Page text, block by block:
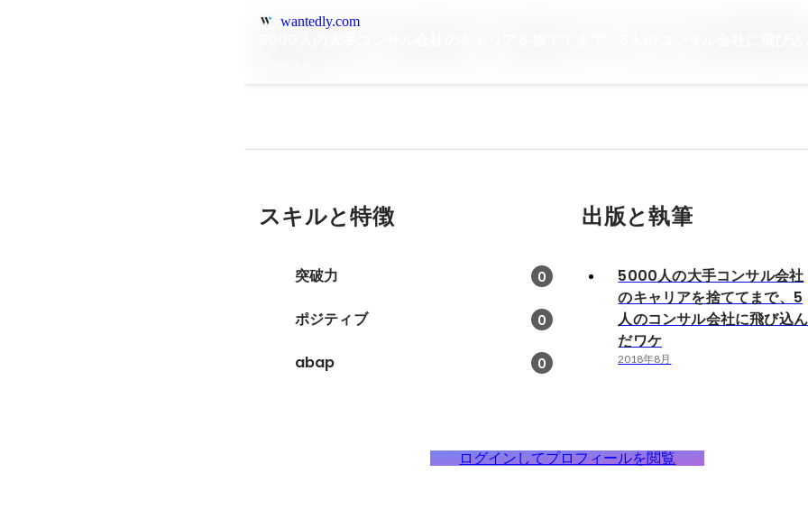
wantedly.com
スキルと特徴
突破力 0
ポジティブ 0
abap 0
出版と執筆
5000人の大手コンサル会社
のキャリアを捨ててまで、5
人のコンサル会社に飛び込ん
だワケ
2018年8月
ログインしてプロフィールを閲覧